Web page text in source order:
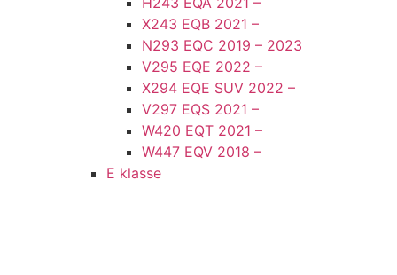
X243 EQB 2021 –
N293 EQC 2019 – 2023
V295 EQE 2022 –
X294 EQE SUV 2022 –
V297 EQS 2021 –
W420 EQT 2021 –
W447 EQV 2018 –
E klasse